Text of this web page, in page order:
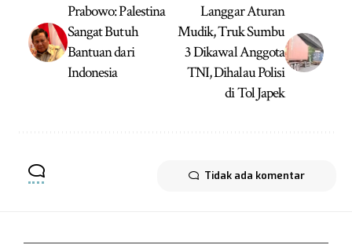
Prabowo: Palestina
Sangat Butuh
Bantuan dari
Indonesia
Langgar Aturan
Mudik, Truk Sumbu
3 Dikawal Anggota
TNI, Dihalau Polisi
di Tol Japek
Tidak ada komentar